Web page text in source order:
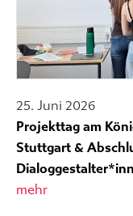
25. Juni 2026
Projekttag am
Stuttgart &
mehr